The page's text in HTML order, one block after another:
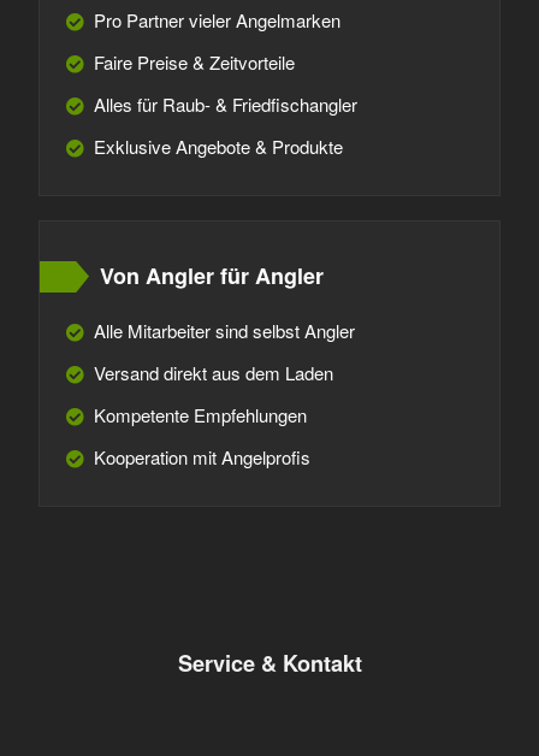
Pro Partner vieler Angelmarken
Faire Preise & Zeitvorteile
Alles für Raub- & Friedfischangler
Exklusive Angebote & Produkte
Von Angler für Angler
Alle Mitarbeiter sind selbst Angler
Versand direkt aus dem Laden
Kompetente Empfehlungen
Kooperation mit Angelprofis
Service & Kontakt